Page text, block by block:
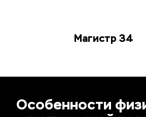
Магистр 34
Особенности